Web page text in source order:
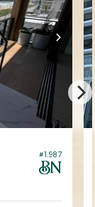
#1.987